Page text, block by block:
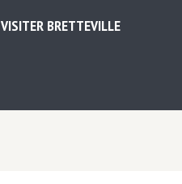
VISITER BRETTEVILLE